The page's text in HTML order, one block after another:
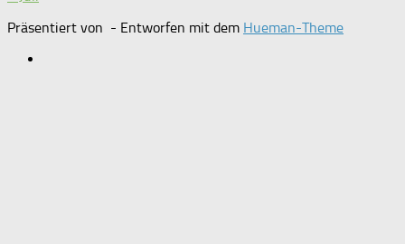
Präsentiert von - Entworfen mit dem Hueman-Theme